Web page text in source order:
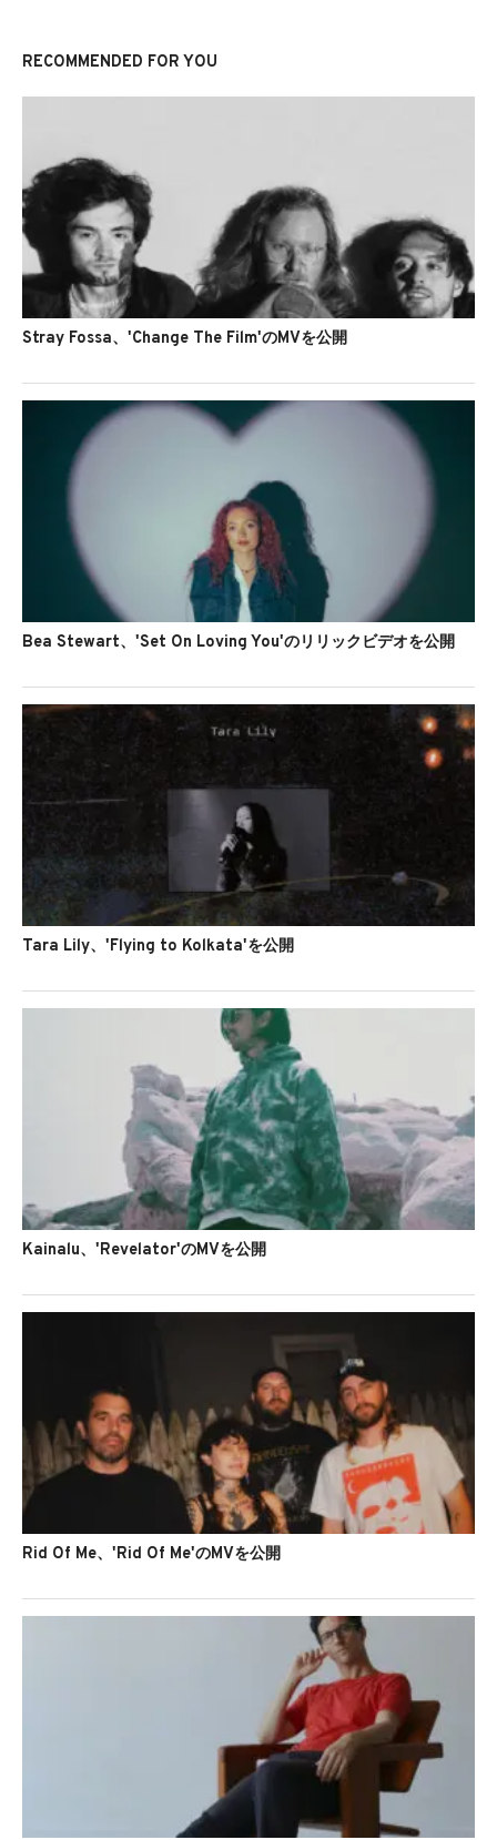
RECOMMENDED FOR YOU
Stray Fossa、'Change The Film'のMVを公開
Bea Stewart、'Set On Loving You'のリリックビデオを公開
Tara Lily、'Flying to Kolkata'を公開
Kainalu、'Revelator'のMVを公開
Rid Of Me、'Rid Of Me'のMVを公開